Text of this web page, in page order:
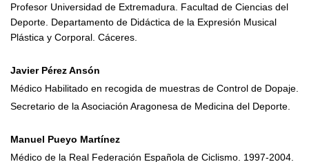
Profesor Universidad de Extremadura. Facultad de Ciencias del
Deporte. Departamento de Didáctica de la Expresión Musical
Plástica y Corporal. Cáceres.
Javier Pérez Ansón
Médico Habilitado en recogida de muestras de Control de Dopaje.
Secretario de la Asociación Aragonesa de Medicina del Deporte.
Manuel Pueyo Martínez
Médico de la Real Federación Española de Ciclismo. 1997-2004.